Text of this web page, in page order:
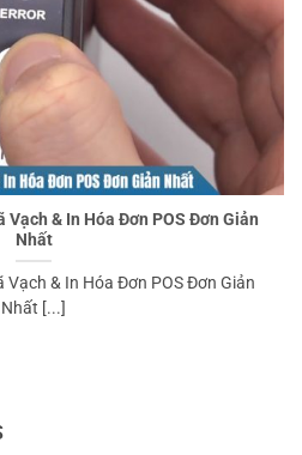
Vạch & In Hóa Đơn POS Đơn Giản
Nhất
Vạch & In Hóa Đơn POS Đơn Giản
Nhất [...]